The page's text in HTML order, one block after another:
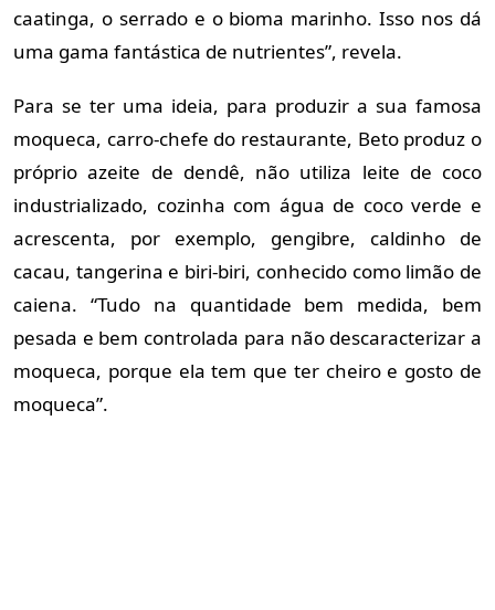
caatinga, o serrado e o bioma marinho. Isso nos dá
uma gama fantástica de nutrientes”, revela.
Para se ter uma ideia, para produzir a sua famosa
moqueca, carro-chefe do restaurante, Beto produz o
próprio azeite de dendê, não utiliza leite de coco
industrializado, cozinha com água de coco verde e
acrescenta, por exemplo, gengibre, caldinho de
cacau, tangerina e biri-biri, conhecido como limão de
caiena. “Tudo na quantidade bem medida, bem
pesada e bem controlada para não descaracterizar a
moqueca, porque ela tem que ter cheiro e gosto de
moqueca”.